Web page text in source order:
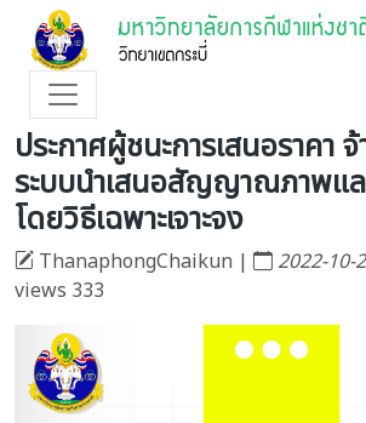
ประกาศผู้ชนะการเสนอราคา
ระบบนำเสนอสัญญาณภาพแล
โดยวิธีเฉพาะเจาะจง
ThanaphongChaikun | 2022-10-
views 333